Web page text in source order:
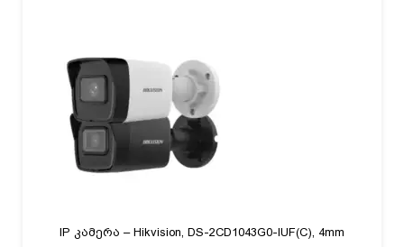
IP კამერა – Hikvision, DS-2CD1043G0-IUF(C), 4mm